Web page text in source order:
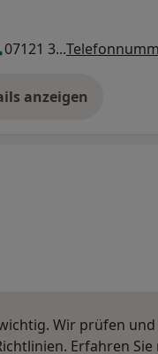
07121 3...
anzeigen
über die Adresse
Wir prüfen
Erfahren